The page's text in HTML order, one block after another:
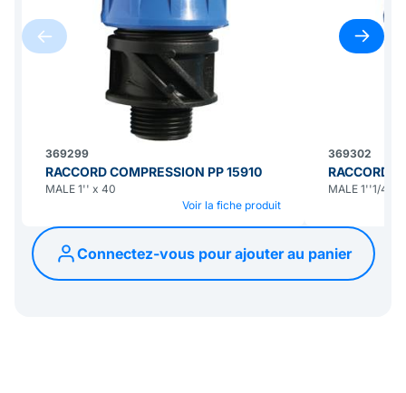
369299
RACCORD COMPRESSION PP 15910
MALE 1'' x 40
Voir la fiche produit
369302
RACCORD
MALE 1''1/4 x
Connectez-vous pour ajouter au panier